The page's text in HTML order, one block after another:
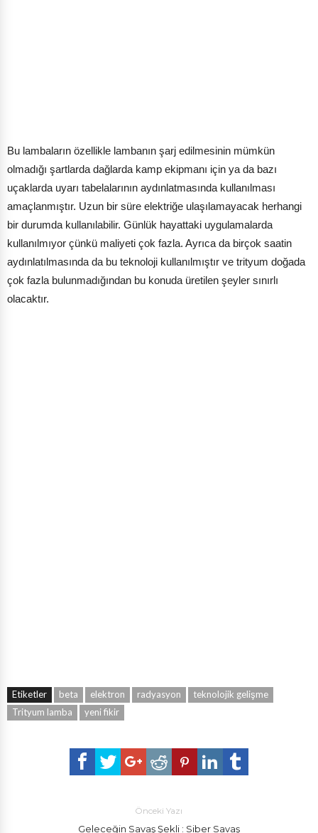
Bu lambaların özellikle lambanın şarj edilmesinin mümkün
olmadığı şartlarda dağlarda kamp ekipmanı için ya da bazı
uçaklarda uyarı tabelalarının aydınlatmasında kullanılması
amaçlanmıştır. Uzun bir süre elektriğe ulaşılamayacak herhangi
bir durumda kullanılabilir. Günlük hayattaki uygulamalarda
kullanılmıyor çünkü maliyeti çok fazla. Ayrıca da birçok saatin
aydınlatılmasında da bu teknoloji kullanılmıştır ve trityum doğada
çok fazla bulunmadığından bu konuda üretilen şeyler sınırlı
olacaktır.
Etiketler beta elektron radyasyon
teknolojik gelişme
Trityum lamba
yeni fikir
Önceki Yazı
Geleceğin Savaş Şekli : Siber Savaş